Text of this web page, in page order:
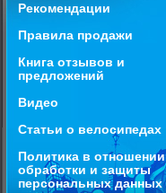
Рекомендации
Правила продажи
Книга отзывов и
предложений
Видео
Статьи о велосипедах
Политика в отношении
обработки и защиты
персональных данных